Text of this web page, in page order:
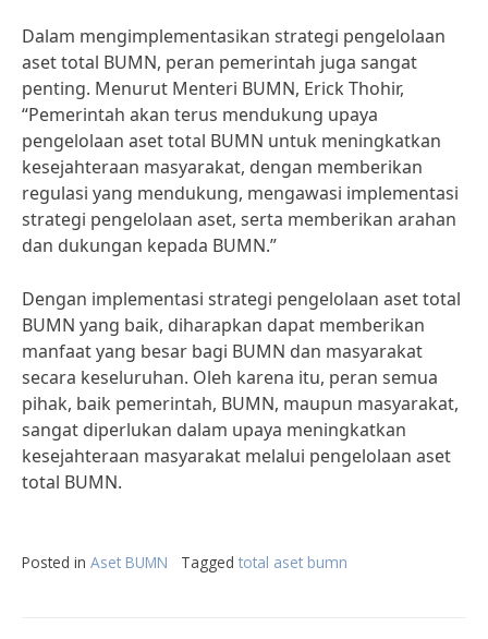
Dalam mengimplementasikan strategi pengelolaan
aset total BUMN, peran pemerintah juga sangat
penting. Menurut Menteri BUMN, Erick Thohir,
“Pemerintah akan terus mendukung upaya
pengelolaan aset total BUMN untuk meningkatkan
kesejahteraan masyarakat, dengan memberikan
regulasi yang mendukung, mengawasi implementasi
strategi pengelolaan aset, serta memberikan arahan
dan dukungan kepada BUMN.”
Dengan implementasi strategi pengelolaan aset total
BUMN yang baik, diharapkan dapat memberikan
manfaat yang besar bagi BUMN dan masyarakat
secara keseluruhan. Oleh karena itu, peran semua
pihak, baik pemerintah, BUMN, maupun masyarakat,
sangat diperlukan dalam upaya meningkatkan
kesejahteraan masyarakat melalui pengelolaan aset
total BUMN.
Posted in Aset BUMN Tagged total aset bumn